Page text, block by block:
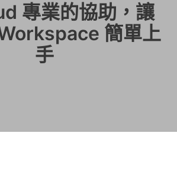
專業的協助，讓
簡單上
手